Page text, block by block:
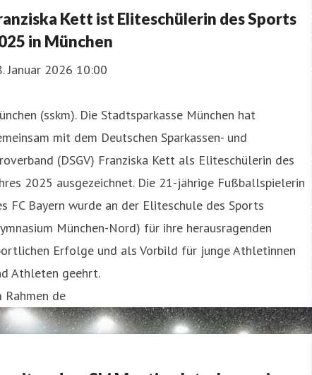
Kett ist Eliteschülerin des Sports
in München
Januar 2026 10:00
(sskm). Die Stadtsparkasse München hat
mit dem Deutschen Sparkassen- und
(DSGV) Franziska Kett als Eliteschülerin des
2025 ausgezeichnet. Die 21-jährige Fußballspielerin
FC Bayern wurde an der Eliteschule des Sports
München-Nord) für ihre herausragenden
Erfolge und als Vorbild für junge Athletinnen
Athleten geehrt.
Rahmen de